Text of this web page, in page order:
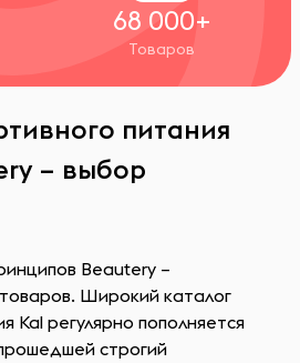
68 000+
Товаров
питания
– выбор
Beautery –
Широкий каталог
Kal регулярно пополняется
строгий